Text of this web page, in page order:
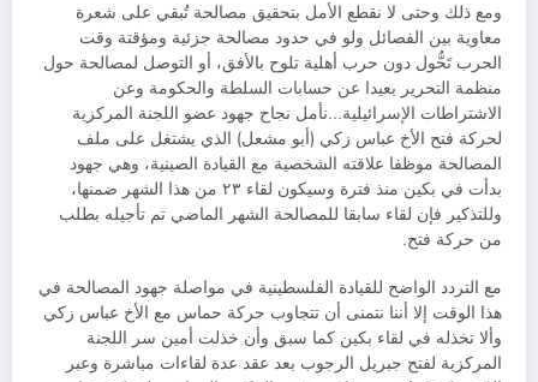
ومع ذلك وحتى لا نقطع الأمل بتحقيق مصالحة تُبقي على شعرة
معاوية بين الفصائل ولو في حدود مصالحة جزئية ومؤقتة وقت
الحرب تَحُّول دون حرب أهلية تلوح بالأفق، أو التوصل لمصالحة حول
منظمة التحرير بعيدا عن حسابات السلطة والحكومة وعن
الاشتراطات الإسرائيلية…نأمل نجاح جهود عضو اللجنة المركزية
لحركة فتح الأخ عباس زكي (أبو مشعل) الذي يشتغل على ملف
المصالحة موظفا علاقته الشخصية مع القيادة الصينية، وهي جهود
بدأت في بكين منذ فترة وسيكون لقاء ٢٣ من هذا الشهر ضمنها،
وللتذكير فإن لقاء سابقا للمصالحة الشهر الماضي تم تأجيله بطلب
من حركة فتح.
مع التردد الواضح للقيادة الفلسطينية في مواصلة جهود المصالحة في
هذا الوقت إلا أننا نتمنى أن تتجاوب حركة حماس مع الأخ عباس زكي
وألا تخذله في لقاء بكين كما سبق وأن خذلت أمين سر اللجنة
المركزية لفتح جبريل الرجوب بعد عقد عدة لقاءات مباشرة وعبر